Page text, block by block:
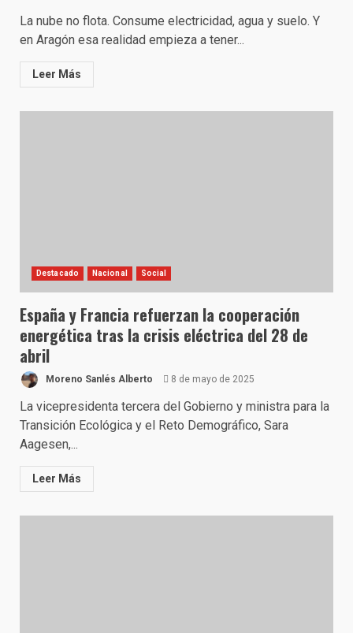
La nube no flota. Consume electricidad, agua y suelo. Y
en Aragón esa realidad empieza a tener...
Leer Más
Destacado Nacional Social
España y Francia refuerzan la cooperación
energética tras la crisis eléctrica del 28 de
abril
Moreno Sanlés Alberto 8 de mayo de 2025
La vicepresidenta tercera del Gobierno y ministra para la
Transición Ecológica y el Reto Demográfico, Sara
Aagesen,...
Leer Más